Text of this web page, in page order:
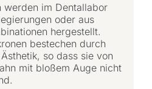
werden im Dentallabor
oder aus
hergestellt.
bestechen durch
so dass sie von
mit bloßem Auge nicht